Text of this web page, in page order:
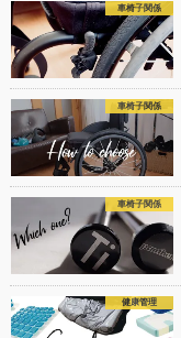
車椅子関係
車椅子関係
車椅子関係
健康管理